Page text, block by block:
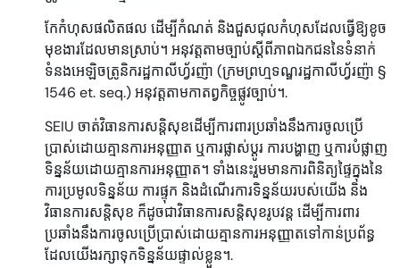
កែកំហុសផលិតផល ដើម្បីកំណត់ និងជួសជុលកំហុសដែលធ្វើឱ្យខូច
មុខងារដែលមានស្រាប់។ អនុវត្តតាមច្បាប់ស្តីពីភាពឯកជននៃទំនាក់
ទំនងអេឡិចត្រូនិករដ្ឋកាលីហ្វ័រញ៉ា (ក្រមព្រហ្មទណ្ឌរដ្ឋកាលីហ្វ័រញ៉ា §
1546 et. seq.) អនុវត្តតាមកាតព្វកិច្ចផ្លូវច្បាប់។.
SEIU ចាត់វិធានការសន្តិសុខដើម្បីការពារប្រឆាំងនឹងការចូលប្រើ
ប្រាស់ដោយគ្មានការអនុញ្ញាត ឬការផ្លាស់ប្តូរ ការបង្ហាញ ឬការបំផ្លាញ
ទិន្នន័យដោយគ្មានការអនុញ្ញាត។ ទាំងនេះរួមមានការពិនិត្យផ្ទៃក្នុងនៃ
ការប្រមូលទិន្នន័យ ការផ្ទុក និងដំណើរការទិន្នន័យរបស់យើង និង
វិធានការសន្តិសុខ ក៏ដូចជាវិធានការសន្តិសុខរូបវន្ត ដើម្បីការពារ
ប្រឆាំងនឹងការចូលប្រើប្រាស់ដោយគ្មានការអនុញ្ញាតទៅកាន់ប្រព័ន្ធ
ដែលយើងរក្សាទុកទិន្នន័យផ្ទាល់ខ្លួន។.